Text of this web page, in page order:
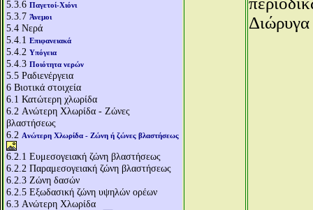
5.3.6 Παγετοί-Χιόνι
5.3.7 Άνεμοι
5.4 Νερά
5.4.1 Επιφανειακά
5.4.2 Υπόγεια
5.4.3 Ποιότητα νερών
5.5 Ραδιενέργεια
6 Βιοτικά στοιχεία
6.1 Κατώτερη χλωρίδα
6.2 Aνώτερη Χλωρίδα - Ζώνες
βλαστήσεως
6.2 Aνώτερη Χλωρίδα - Ζώνη ή ζώνες βλαστήσεως
6.2.1 Ευμεσογειακή ζώνη βλαστήσεως
6.2.2 Παραμεσογειακή ζώνη βλαστήσεως
6.2.3 Ζώνη δασών
6.2.5 Εξωδασική ζώνη υψηλών ορέων
6.3 Aνώτερη Χλωρίδα